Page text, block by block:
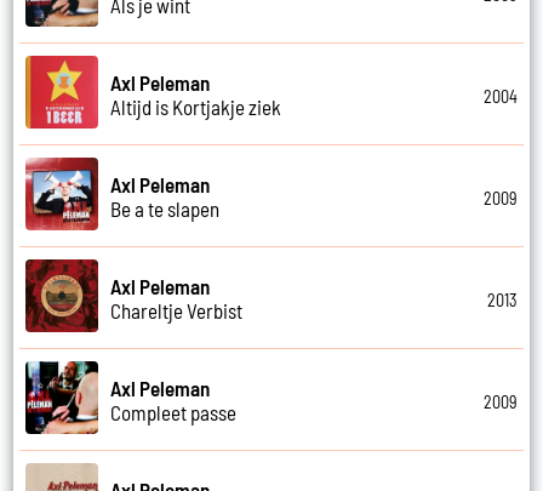
Axl Peleman
Altijd is Kortjakje ziek
2004
Axl Peleman
Be a te slapen
2009
Axl Peleman
Chareltje Verbist
2013
Axl Peleman
Compleet passe
2009